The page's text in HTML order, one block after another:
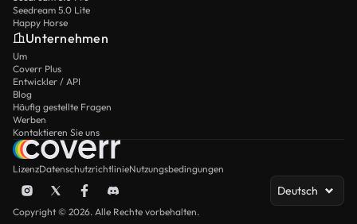
Seedream 5.0 Lite
Happy Horse
Unternehmen
Um
Coverr Plus
Entwickler / API
Blog
Häufig gestellte Fragen
Werben
Kontaktieren Sie uns
LizenzDatenschutzrichtlinieNutzungsbedingungen
Deutsch
Copyright © 2026. Alle Rechte vorbehalten.